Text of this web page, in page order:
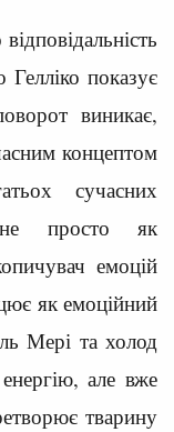
показує
виникає,
концептом
сучасних
не просто як
емоцій
як емоційний
Мері та холод
але вже
тварину